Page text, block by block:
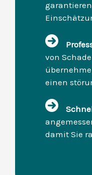
von
einen
damit Sie